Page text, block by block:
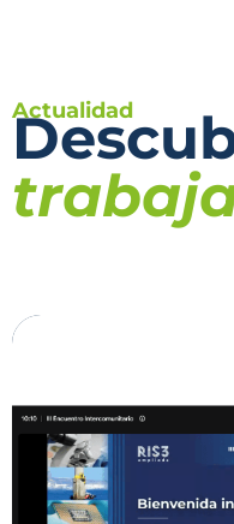
Actualidad